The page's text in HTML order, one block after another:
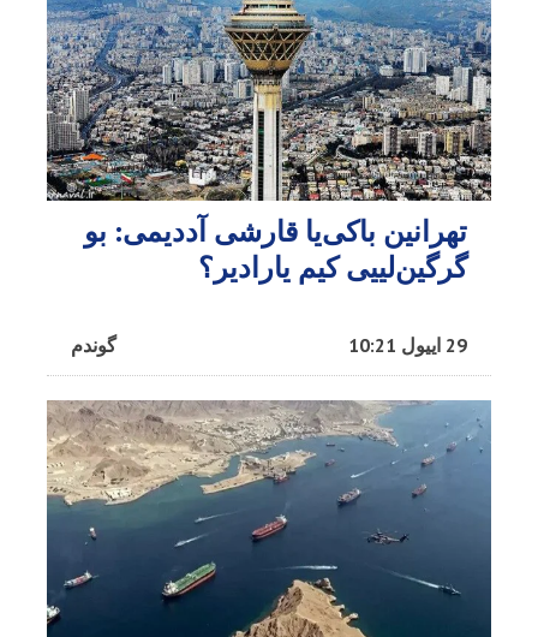
تهرانین باکی‌یا قارشی آددیمی: بو
گرگین‌لییی کیم یارادیر؟
گوندم 29 اییول 10:21